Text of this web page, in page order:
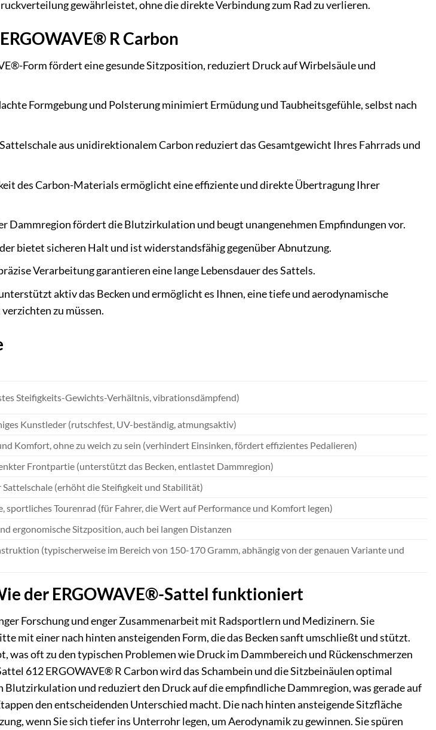
gewährleistet, ohne die direkte Verbindung zum Rad zu verlieren.
R Carbon
Form fördert eine gesunde Sitzposition, reduziert Druck auf Wirbelsäule und
Formgebung und Polsterung minimiert Ermüdung und Taubheitsgefühle, selbst nach
aus unidirektionalem Carbon reduziert das Gesamtgewicht Ihres Fahrrads und
des Carbon-Materials ermöglicht eine effiziente und direkte Übertragung Ihrer
Dammregion fördert die Blutzirkulation und beugt unangenehmen Empfindungen vor.
bietet sicheren Halt und ist widerstandsfähig gegenüber Abnutzung.
Verarbeitung garantieren eine lange Lebensdauer des Sattels.
aktiv das Becken und ermöglicht es Ihnen, eine tiefe und aerodynamische
zu müssen.
Steifigkeits-Gewichts-Verhältnis, vibrationsdämpfend)
Kunstleder (rutschfest, UV-beständig, atmungsaktiv)
Komfort, ohne zu weich zu sein (verhindert Einsinken, fördert effizientes Pedalieren)
Frontpartie (unterstützt das Becken, entlastet Dammregion)
(erhöht die Steifigkeit und Stabilität)
sportliches Tourenrad (für Fahrer, die Wert auf Performance und Komfort legen)
ergonomische Sitzposition, auch bei langen Distanzen
(typischerweise im Bereich von 150-170 Gramm, abhängig von der genauen Variante und
der ERGOWAVE®-Sattel funktioniert
Forschung und enger Zusammenarbeit mit Radsportlern und Medizinern. Sie
mit einer nach hinten ansteigenden Form, die das Becken sanft umschließt und stützt.
was oft zu den typischen Problemen wie Druck im Dammbereich und Rückenschmerzen
612 ERGOWAVE® R Carbon wird das Schambein und die Sitzbeinäulen optimal
und reduziert den Druck auf die empfindliche Dammregion, was gerade auf
den entscheidenden Unterschied macht. Die nach hinten ansteigende Sitzfläche
wenn Sie sich tiefer ins Unterrohr legen, um Aerodynamik zu gewinnen. Sie spüren